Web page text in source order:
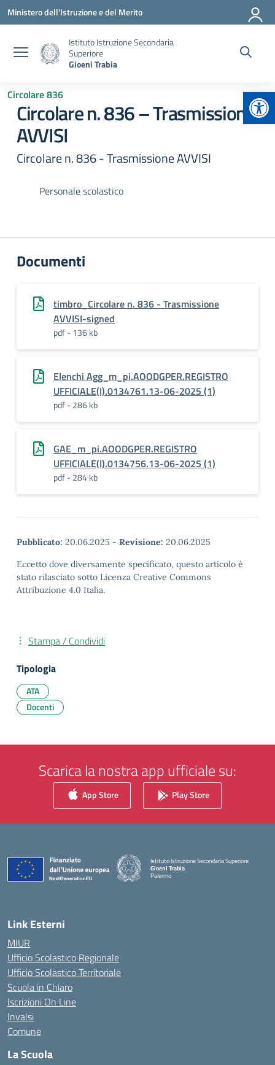
Vai ai contenuti
Vai al menu di navigazione
Vai al footer
Ministero dell'Istruzione e del Merito
Istituto Istruzione Secondaria
Superiore
Gioeni Trabia
Circolare 836
Circolare n. 836 – Trasmissione
AVVISI
Circolare n. 836 - Trasmissione AVVISI
Personale scolastico
Documenti
timbro_Circolare n. 836 - Trasmissione
AVVISI-signed
pdf - 136 kb
Elenchi Agg_m_pi.AOODGPER.REGISTRO
UFFICIALE(I).0134761.13-06-2025 (1)
pdf - 286 kb
GAE_m_pi.AOODGPER.REGISTRO
UFFICIALE(I).0134756.13-06-2025 (1)
pdf - 284 kb
Pubblicato: 20.06.2025 - Revisione: 20.06.2025
Eccetto dove diversamente specificato, questo articolo è
stato rilasciato sotto Licenza Creative Commons
Attribuzione 4.0 Italia.
Stampa / Condividi
Tipologia
ATA
Docenti
Scarica la nostra app ufficiale su:
App Store Play Store
Istituto Istruzione Secondaria Superiore
Gioeni Trabia
Palermo
Link Esterni
MIUR
Ufficio Scolastico Regionale
Ufficio Scolastico Territoriale
Scuola in Chiaro
Iscrizioni On Line
Invalsi
Comune
La Scuola